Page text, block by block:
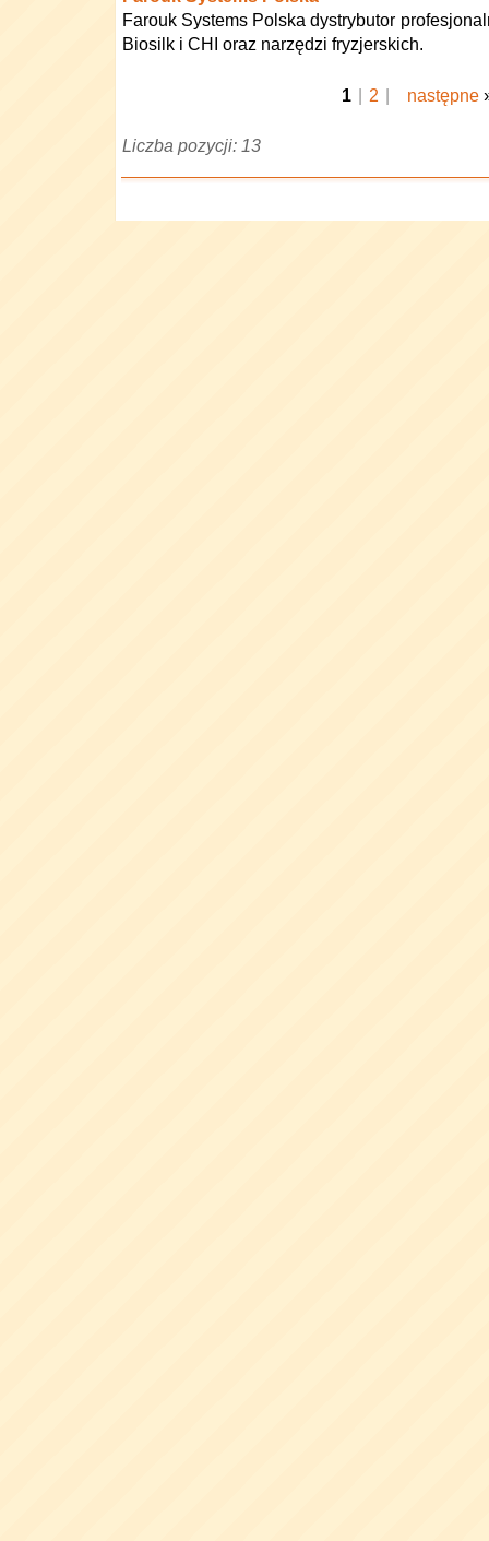
Farouk Systems Polska dystrybutor
Biosilk i CHI oraz narzędzi fryzjerskich.
1 | 2 | następne
Liczba pozycji: 13